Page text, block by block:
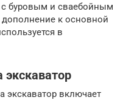
буровым и сваебойным
дополнение к основной
в
экскаватор
экскаватор включает